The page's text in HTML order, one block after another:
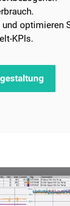
und optimieren
KPIs.